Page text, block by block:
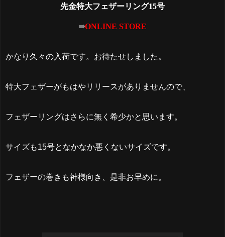
先金特大フェザーリング15号
⇛ONLINE STORE
かなり久々の入荷です。お待たせしました。
特大フェザーがもはやリリースがありませんので、
フェザーリングはさらに無く希少かと思います。
サイズも15号となかなか悪くないサイズです。
フェザーの巻きも神様向き、是非お早めに。